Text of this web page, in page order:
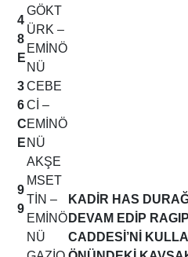
KADİR HAS
DEVAM EDİP
CADDESİ’Nİ
4
8
E
GÖKT
ÜRK –
EMİNÖ
NÜ
3
6
C
E
CEBE
Cİ –
EMİNÖ
NÜ
9
9
AKŞE
MSET
TİN –
EMİNÖ
NÜ